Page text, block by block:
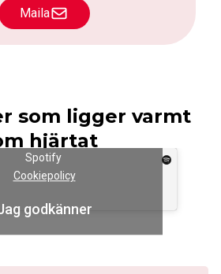
Maila
som ligger varmt
hjärtat
alla berättelser
accepterar” för att aktivera
Spotify
Cookiepolicy
godkänner